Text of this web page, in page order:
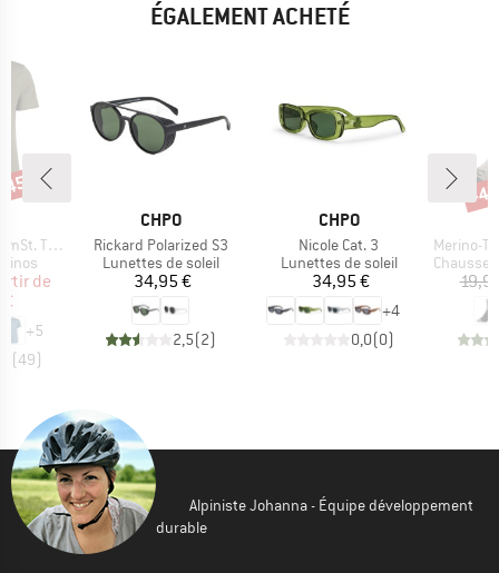
ÉGALEMENT ACHETÉ
T-Shirt
réduit
de
+5
(49)
%
MARQUE
CHPO
Article
Rickard Polarized S3
Product group
Lunettes de soleil
Prix
34,95 €
2,5(2)
MARQUE
CHPO
Article
Nicole Cat. 3
Product group
Lunettes de soleil
Prix
34,95 €
+4
0,0(0)
Article
Merino-Tencel
Product
-
Alpiniste Johanna - Équipe développement
durable